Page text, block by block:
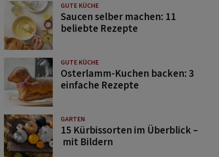
GUTE KÜCHE
Saucen selber machen: 11
beliebte Rezepte
GUTE KÜCHE
Osterlamm-Kuchen backen: 3
einfache Rezepte
GARTEN
15 Kürbissorten im Überblick –
mit Bildern